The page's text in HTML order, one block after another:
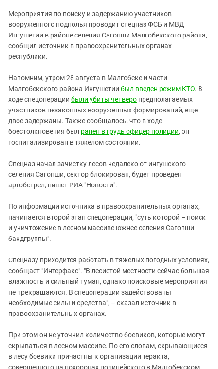
КАВКАЗ ЗА ПАЛЕСТИНУ
ИНАКОМЫСЛИЕ В ЧЕЧНЕ
ПРЕСЛЕДОВАНИЕ АКТИВИСТОВ
МОБИЛИЗАЦИЯ И ПРОТЕСТЫ
Ингушетия
Кабардино-Балкария
Калмыкия
Краснодарский край
Нагорный Карабах
Российская Федерация
Ростовская область
Северная Осетия - Алания
Ставропольский край
Чечня
Южная Осетия
Южный Кавказ
Мероприятия по поиску и задержанию участников
вооруженного подполья проводит спецназ ФСБ и МВД
Ингушетии в районе селения Сагопши Малгобекского района,
сообщил источник в правоохранительных органах
республики.
Напомним, утром 28 августа в Малгобеке и части
Малгобекского района Ингушетии был введен режим КТО. В
ходе спецоперации были убиты четверо предполагаемых
участников незаконных вооруженных формирований, еще
двое задержаны. Также сообщалось, что в ходе
боестолкновения был ранен в грудь офицер полиции, он
госпитализирован в тяжелом состоянии.
Спецназ начал зачистку лесов недалеко от ингушского
селения Сагопши, сектор блокирован, будет проведен
артобстрел, пишет РИА "Новости".
По информации источника в правоохранительных органах,
начинается второй этап спецоперации, "суть которой – поиск
и уничтожение в лесном массиве южнее селения Сагопши
бандгруппы".
Спецназу приходится работать в тяжелых погодных условиях,
сообщает "Интерфакс". "В лесистой местности сейчас большая
влажность и сильный туман, однако поисковые мероприятия
не прекращаются. В спецоперации задействованы
необходимые силы и средства", – сказал источник в
правоохранительных органах.
При этом он не уточнил количество боевиков, которые могут
скрываться в лесном массиве. По его словам, скрывающиеся
в лесу боевики причастны к организации теракта,
совершенного на похоронах полицейского в Малгобекском